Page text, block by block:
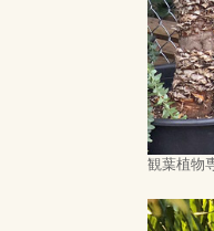
観葉植物